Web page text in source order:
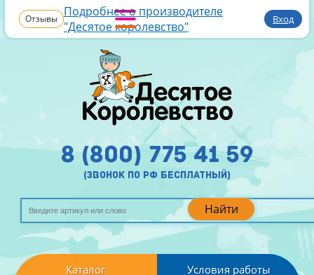
Отзывы Подробнее о производителе
"Десятое королевство"
Вход
Найти
8 (800) 775 41 59
(звонок по рф бесплатный)
Каталог Условия работы